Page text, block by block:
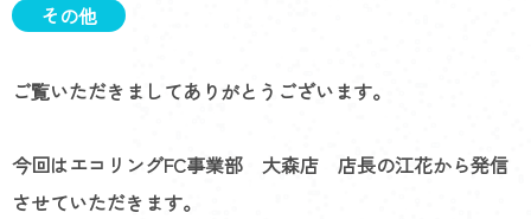
その他
ご覧いただきましてありがとうございます。
今回はエコリングFC事業部 大森店 店長の江花から発信
させていただきます。